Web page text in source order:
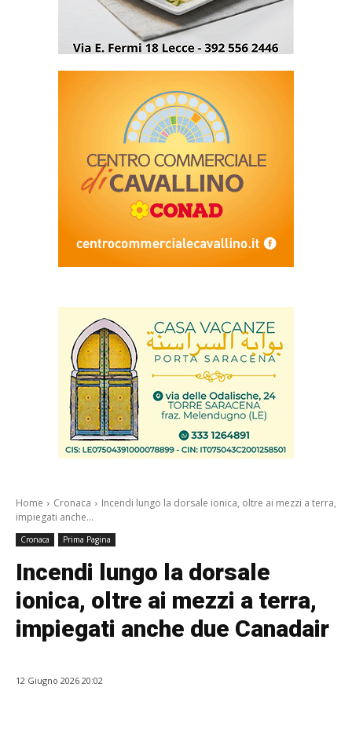
Home Cronaca
Incendi lungo la dorsale ionica, oltre ai mezzi a terra,
impiegati anche...
Cronaca Prima Pagina
Incendi lungo la dorsale
ionica, oltre ai mezzi a terra,
impiegati anche due Canadair
12 Giugno 2026 20:02